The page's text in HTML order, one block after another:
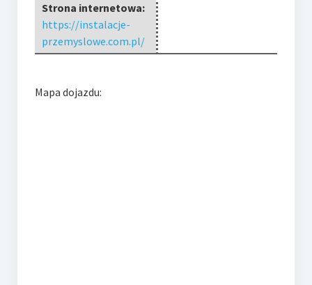
Strona internetowa:
https://instalacje-
przemyslowe.com.pl/
Mapa dojazdu: